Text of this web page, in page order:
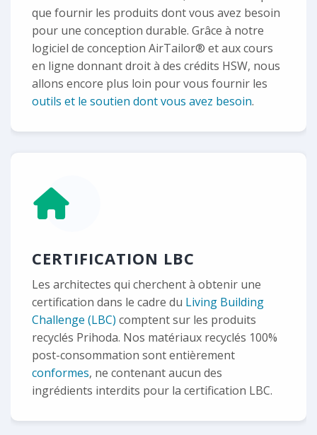
que fournir les produits dont vous avez besoin
pour une conception durable. Grâce à notre
logiciel de conception AirTailor® et aux cours
en ligne donnant droit à des crédits HSW, nous
allons encore plus loin pour vous fournir les
outils et le soutien dont vous avez besoin.
CERTIFICATION LBC
Les architectes qui cherchent à obtenir une
certification dans le cadre du Living Building
Challenge (LBC) comptent sur les produits
recyclés Prihoda. Nos matériaux recyclés 100%
post-consommation sont entièrement
conformes, ne contenant aucun des
ingrédients interdits pour la certification LBC.